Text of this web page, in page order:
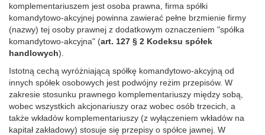
komplementariuszem jest osoba prawna, firma spółki
komandytowo-akcyjnej powinna zawierać pełne brzmienie firmy
(nazwy) tej osoby prawnej z dodatkowym oznaczeniem "spółka
komandytowo-akcyjna" (art. 127 § 2 Kodeksu spółek
handlowych).
Istotną cechą wyróżniającą spółkę komandytowo-akcyjną od
innych spółek osobowych jest podwójny reżim przepisów. W
zakresie stosunku prawnego komplementariuszy między sobą,
wobec wszystkich akcjonariuszy oraz wobec osób trzecich, a
także wkładów komplementariuszy (z wyłączeniem wkładów na
kapitał zakładowy) stosuje się przepisy o spółce jawnej. W